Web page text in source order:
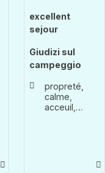
excellent
sejour
Giudizi sul
campeggio
propreté,
calme,
acceuil,